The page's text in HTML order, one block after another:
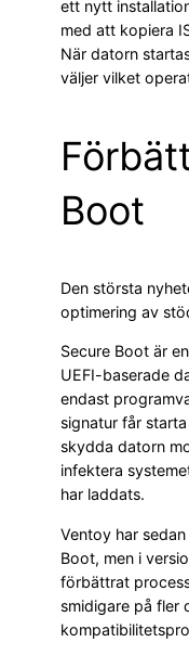
ett nytt
med att kopiera
När datorn
väljer vilket
Boot
Den största
optimering av
Secure Boot är
UEFI-baserade
endast
signatur får
skydda datorn
infektera
har laddats.
Ventoy har
Boot, men i
förbättrat
smidigare på fler